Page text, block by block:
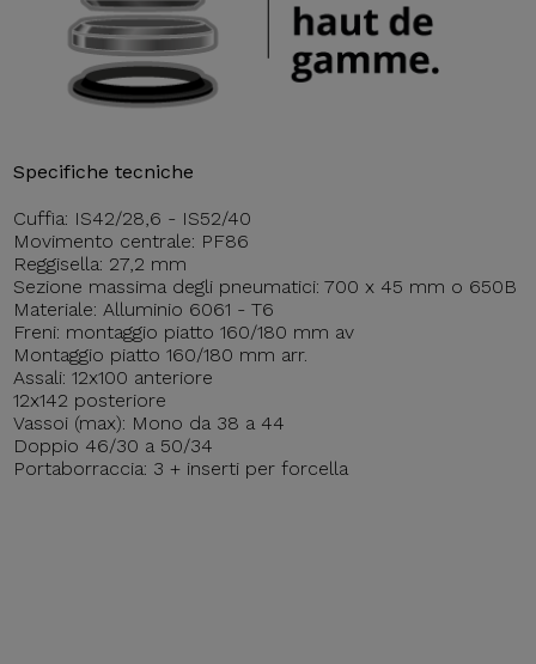
Specifiche tecniche
Cuffia: IS42/28,6 - IS52/40
Movimento centrale: PF86
Reggisella: 27,2 mm
Sezione massima degli pneumatici: 700 x 45 mm o 650B
Materiale: Alluminio 6061 - T6
Freni: montaggio piatto 160/180 mm av
Montaggio piatto 160/180 mm arr.
Assali: 12x100 anteriore
12x142 posteriore
Vassoi (max): Mono da 38 a 44
Doppio 46/30 a 50/34
Portaborraccia: 3 + inserti per forcella